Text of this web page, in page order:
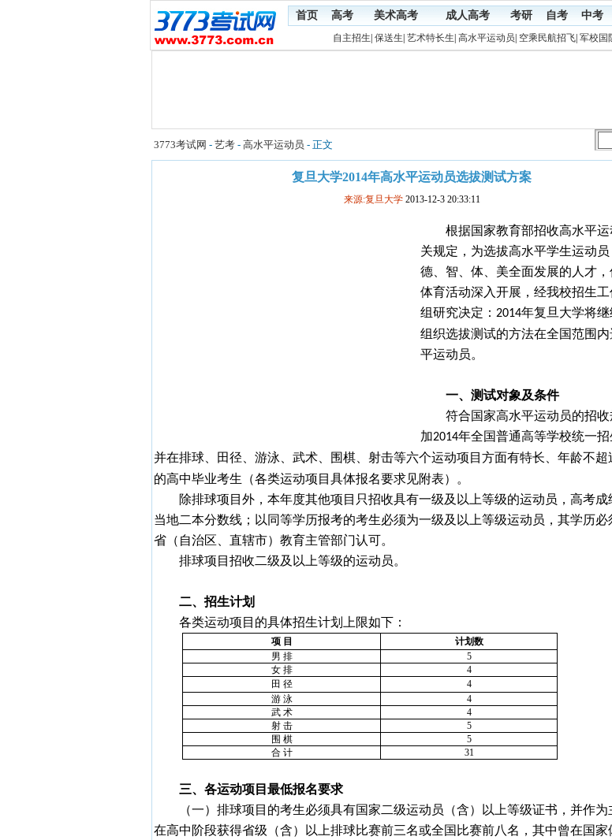
首页 高考 美术高考 成人高考 考研 自考 中考
自主招生 保送生 艺术特长生 高水平运动员 空乘民航招飞| 军校国
3773考试网 - 艺考 - 高水平运动员 - 正文
复旦大学2014年高水平运动员选拔测试方案
来源:复旦大学 2013-12-3 20:33:11
根据国家教育部招收高水平
关规定，为选拔高水平学生运动
德、智、体、美全面发展的人才
体育活动深入开展，经我校招生
组研究决定： 2014年复旦大学将
组织选拔测试的方法在全国范围
平运动员。
一、测试对象及条件
符合国家高水平运动员的招
加2014年全国普通高等学校统一招
并在排球、田径、游泳、武术、围棋、射击等六个运动项目方面有特长、年龄不超
的高中毕业考生（各类运动项目具体报名要求见附表）。
除排球项目外，本年度其他项目只招收具有一级及以上等级的运动员，高考成
当地二本分数线；以同等学历报考的考生必须为一级及以上等级运动员，其学历必
省（自治区、直辖市）教育主管部门认可。
排球项目招收二级及以上等级的运动员。
二、招生计划
各类运动项目的具体招生计划上限如下：
项 目
计划数
男 排
5
女 排
4
田 径
4
游 泳
4
武 术
4
射 击
5
围 棋
5
合 计
31
三、各运动项目最低报名要求
（一）排球项目的考生必须具有国家二级运动员（含）以上等级证书，并作为
在高中阶段获得省级（含）以上排球比赛前三名或全国比赛前八名，其中曾在国家